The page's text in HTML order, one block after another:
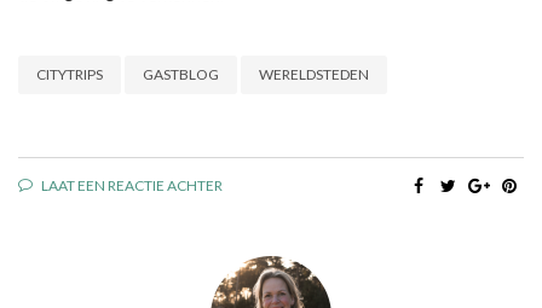
CITYTRIPS GASTBLOG WERELDSTEDEN
LAAT EEN REACTIE ACHTER